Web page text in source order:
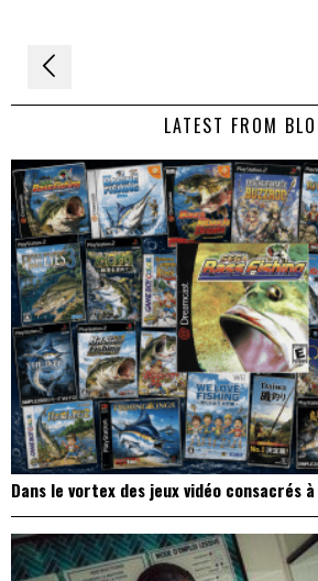
Navigation
de LATEST FROM
Dans le vortex des jeux vidéo consacrés